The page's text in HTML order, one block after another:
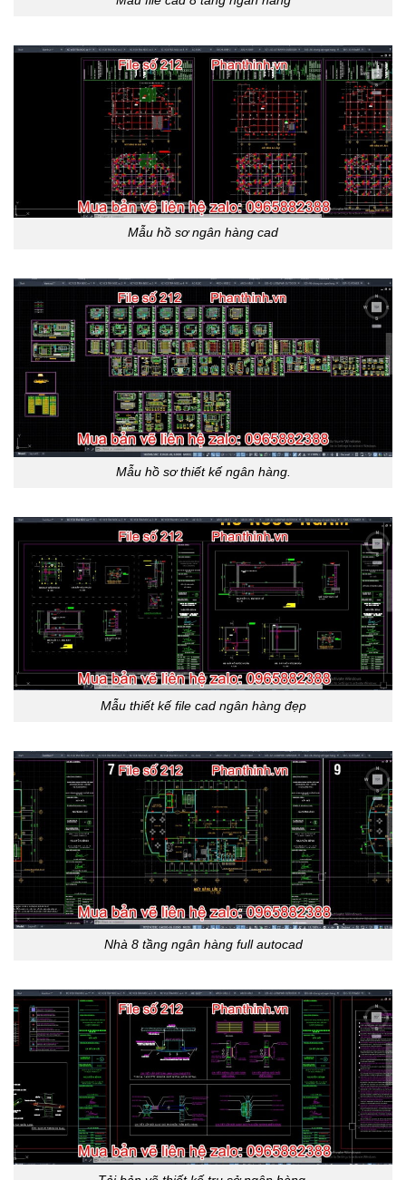
Mẫu hồ sơ ngân hàng cad
Mẫu hồ sơ thiết kế ngân hàng.
Mẫu thiết kế file cad ngân hàng đẹp
Nhà 8 tầng ngân hàng full autocad